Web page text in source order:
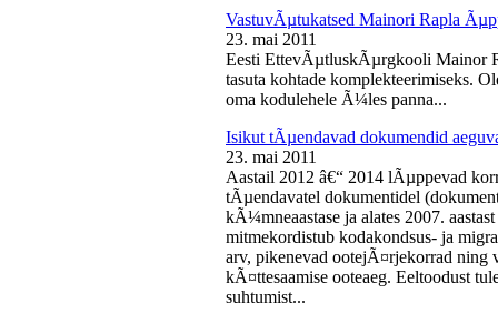
VastuvÃµtukatsed Mainori Rapla
23. mai 2011
Eesti EttevÃµtluskÃµrgkooli Mainor
tasuta kohtade komplekteerimiseks.
oma kodulehele Ã¼les panna...
Isikut tÃµendavad dokumendid
23. mai 2011
Aastail 2012 â€“ 2014 lÃµppevad
tÃµendavatel dokumentidel
kÃ¼mneaastase ja alates 2007.
mitmekordistub kodakondsus- ja
arv, pikenevad ootejÃ¤rjekorrad ning
kÃ¤ttesaamise ooteaeg. Eeltoodust
suhtumist...